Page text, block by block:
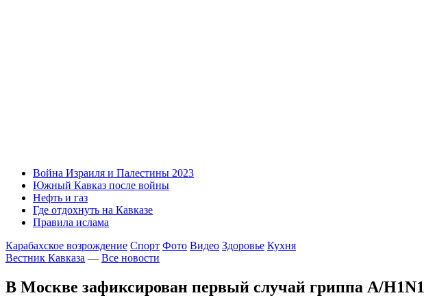
Война Израиля и Палестины 2023
Южный Кавказ после войны
Нефть и газ
Где отдохнуть на Кавказе
Правила ислама
Карабахское возрождение Спорт Фото Видео Здоровье Кухня
Вестник Кавказа — Все новости
В Москве зафиксирован первый случай гриппа A/H1N1